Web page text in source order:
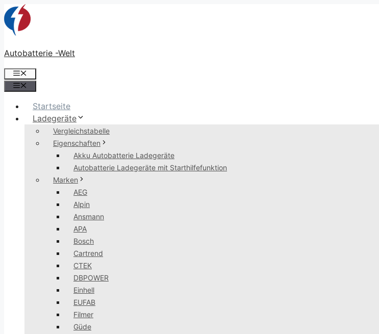
Zum
Inhalt
springen
Autobatterie -Welt
Menü
Startseite
Ladegeräte
Vergleichstabelle
Eigenschaften
Akku Autobatterie Ladegeräte
Autobatterie Ladegeräte mit Starthilfefunktion
Marken
AEG
Alpin
Ansmann
APA
Bosch
Cartrend
CTEK
DBPOWER
Einhell
EUFAB
Filmer
Güde